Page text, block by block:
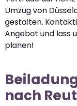
Umzug von
gestalten.
Angebot und lass
planen!
nach